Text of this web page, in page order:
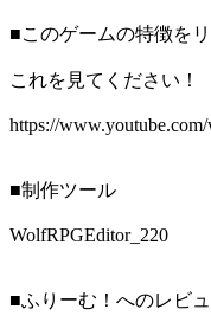
■このゲームの特徴を
これを見てください！
https://
■制作ツール
WolfRPGEditor_220
■ふりーむ！へのレビ